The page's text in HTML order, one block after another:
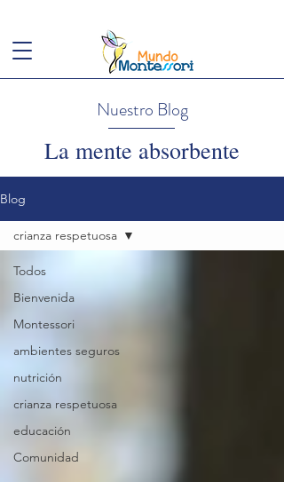
Nuestro Blog
La mente absorbente
Blog
Todos
Bienvenida
Montessori
ambientes seguros
nutrición
crianza respetuosa
educación
Comunidad
crianza respetuosa